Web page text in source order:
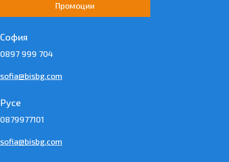
Промоции
София
0897 999 704
sofia@bisbg.com
Русе
0879977101
sofia@bisbg.com